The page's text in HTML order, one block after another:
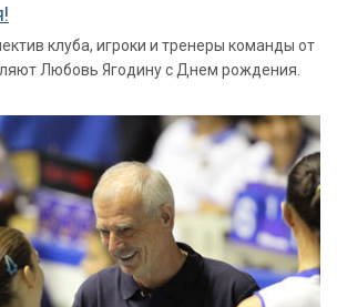
клуба, игроки и тренеры команды от
Любовь Ягодину с Днем рождения.